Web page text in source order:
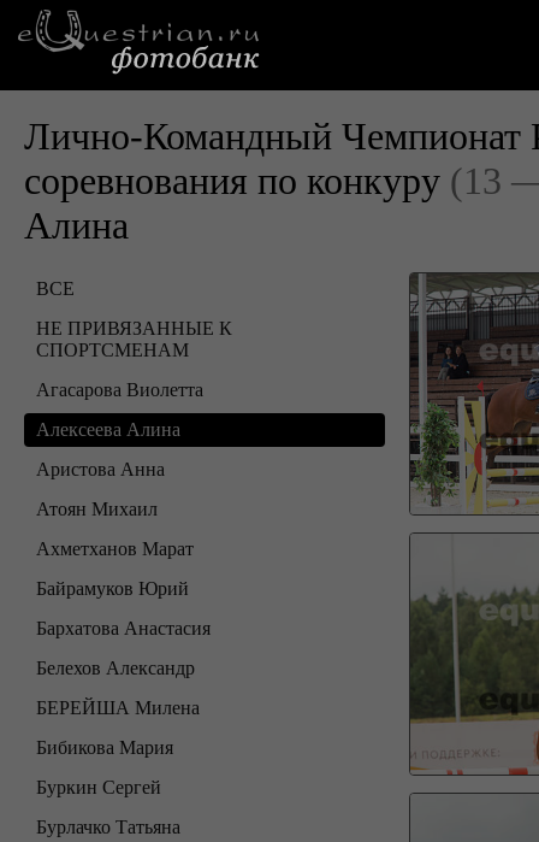
Лично-Командный Чемпионат
соревнования по конкуру (13
Алина
ВСЕ
НЕ ПРИВЯЗАННЫЕ К
СПОРТСМЕНАМ
Агасарова Виолетта
Алексеева Алина
Аристова Анна
Атоян Михаил
Ахметханов Марат
Байрамуков Юрий
Бархатова Анастасия
Белехов Александр
БЕРЕЙША Милена
Бибикова Мария
Буркин Сергей
Бурлачко Татьяна